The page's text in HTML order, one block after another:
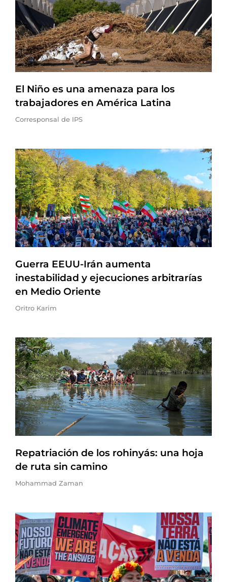
El Niño es una amenaza para los
trabajadores en América Latina
Corresponsal de IPS
Guerra EEUU-Irán aumenta
inestabilidad y ejecuciones arbitrarías
en Medio Oriente
Oritro Karim
Repatriación de los rohinyás: una hoja
de ruta sin camino
Mohammad Zaman